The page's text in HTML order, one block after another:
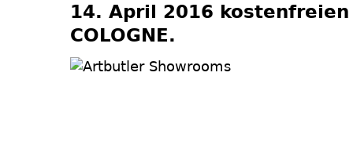
14. April 2016
COLOGNE.